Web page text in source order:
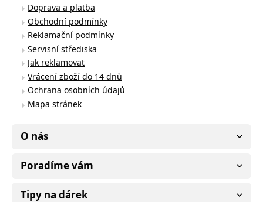
Doprava a platba
Obchodní podmínky
Reklamační podmínky
Servisní střediska
Jak reklamovat
Vrácení zboží do 14 dnů
Ochrana osobních údajů
Mapa stránek
O nás
Poradíme vám
Tipy na dárek